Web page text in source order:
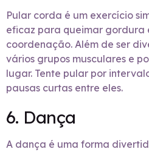
Pular corda é um exercício
eficaz para queimar gordura
coordenação. Além de ser
vários grupos musculares e
lugar. Tente pular por
pausas curtas entre eles.
6. Dança
A dança é uma forma